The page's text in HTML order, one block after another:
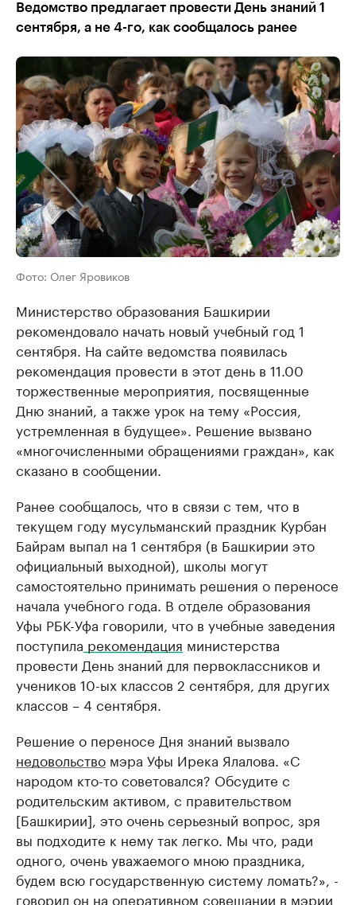
Ведомство предлагает провести День знаний 1
сентября, а не 4-го, как сообщалось ранее
Фото: Олег Яровиков
Министерство образования Башкирии
рекомендовало начать новый учебный год 1
сентября. На сайте ведомства появилась
рекомендация провести в этот день в 11.00
торжественные мероприятия, посвященные
Дню знаний, а также урок на тему «Россия,
устремленная в будущее». Решение вызвано
«многочисленными обращениями граждан», как
сказано в сообщении.
Ранее сообщалось, что в связи с тем, что в
текущем году мусульманский праздник Курбан
Байрам выпал на 1 сентября (в Башкирии это
официальный выходной), школы могут
самостоятельно принимать решения о переносе
начала учебного года. В отделе образования
Уфы РБК-Уфа говорили, что в учебные заведения
поступила рекомендация министерства
провести День знаний для первоклассников и
учеников 10-ых классов 2 сентября, для других
классов – 4 сентября.
Решение о переносе Дня знаний вызвало
недовольство мэра Уфы Ирека Ялалова. «С
народом кто-то советовался? Обсудите с
родительским активом, с правительством
[Башкирии], это очень серьезный вопрос, зря
вы подходите к нему так легко. Мы что, ради
одного, очень уважаемого мною праздника,
будем всю государственную систему ломать?», -
говорил он на оперативном совещании в мэрии